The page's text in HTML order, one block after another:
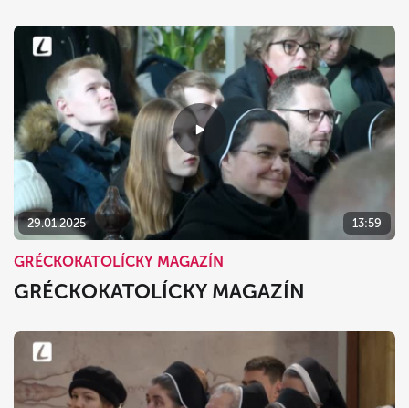
29.01.2025 13:59
GRÉCKOKATOLÍCKY MAGAZÍN
GRÉCKOKATOLÍCKY MAGAZÍN